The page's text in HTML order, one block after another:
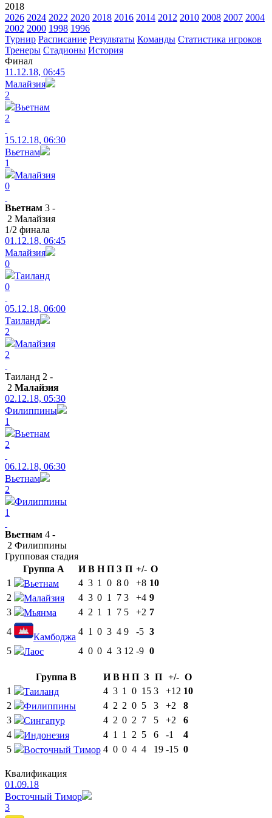
2018
2026 2024 2022 2020 2018 2016 2014 2012 2010 2008 2007 2004
2002 2000 1998 1996
Турнир Расписание Результаты Команды Статистика игроков
Тренеры Стадионы История
Финал
11.12.18, 06:45
Малайзия
2
Вьетнам
2
15.12.18, 06:30
Вьетнам
1
Малайзия
0
Вьетнам 3 -
2 Малайзия
1/2 финала
01.12.18, 06:45
Малайзия
0
Таиланд
0
05.12.18, 06:00
Таиланд
2
Малайзия
2
Таиланд 2 -
2 Малайзия
02.12.18, 05:30
Филиппины
1
Вьетнам
2
06.12.18, 06:30
Вьетнам
2
Филиппины
1
Вьетнам 4 -
2 Филиппины
Групповая стадия
Группа A
И В Н П З П +/- О
1
Вьетнам 4 3 1 0 8 0 +8 10
2
Малайзия 4 3 0 1 7 3 +4 9
3
Мьянма 4 2 1 1 7 5 +2 7
4
Камбоджа
4 1 0 3 4 9 -5 3
5
Лаос 4 0 0 4 3 12 -9 0
Группа B И В Н П З П +/- О
1
Таиланд 4 3 1 0 15 3 +12 10
2
Филиппины 4 2 2 0 5 3 +2
8
3
Сингапур 4 2 0 2 7 5 +2
6
4
Индонезия 4 1 1 2 5 6 -1
4
5
Восточный Тимор 4 0 0 4 4 19 -15 0
Квалификация
01.09.18
Восточный Тимор
3